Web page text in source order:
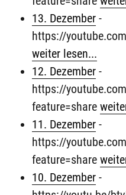
13. Dezember -
https://
weiter lesen...
12. Dezember -
https://
feature=share
11. Dezember -
https://
feature=share
10. Dezember -